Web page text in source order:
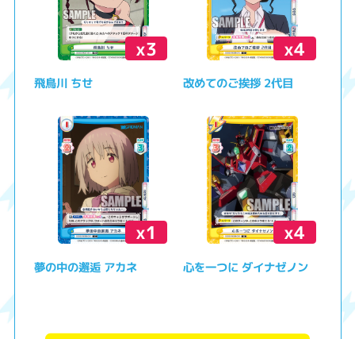
x3
飛鳥川 ちせ
x4
改めてのご挨拶 2代目
x1
夢の中の邂逅 アカネ
x4
心を一つに ダイナゼノン